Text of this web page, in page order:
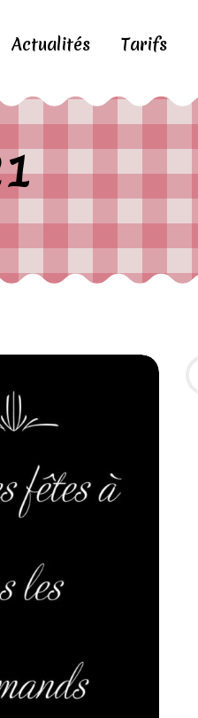
Actualités Tarifs